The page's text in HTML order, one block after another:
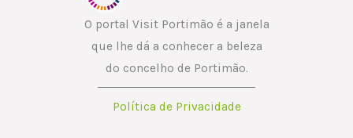
O portal Visit Portimão é a janela
que lhe dá a conhecer a beleza
do concelho de Portimão.
Política de Privacidade